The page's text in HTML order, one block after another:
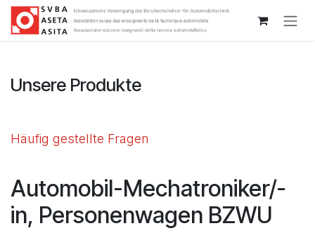
Zum Inhalt springen
Unsere Produkte
Häufig gestellte Fragen
Automobil-Mechatroniker/-
in, Personenwagen BZWU